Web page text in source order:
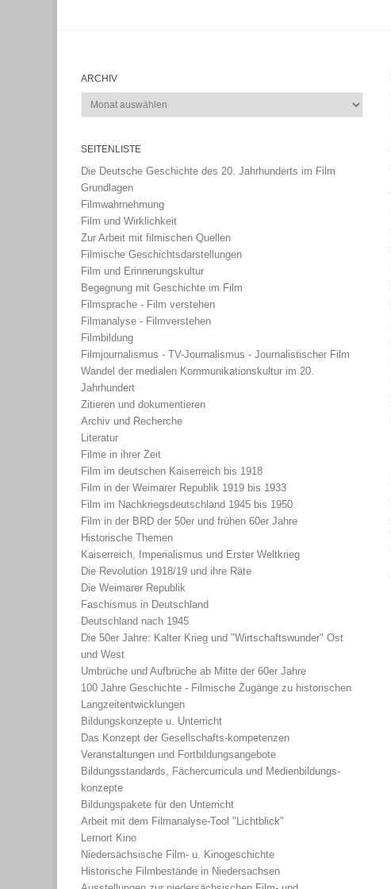
ARCHIV
Archiv
SEITENLISTE
Die Deutsche Geschichte des 20. Jahrhunderts im Film
Grundlagen
Filmwahrnehmung
Film und Wirklichkeit
Zur Arbeit mit filmischen Quellen
Filmische Geschichtsdarstellungen
Film und Erinnerungskultur
Begegnung mit Geschichte im Film
Filmsprache - Film verstehen
Filmanalyse - Filmverstehen
Filmbildung
Filmjournalismus - TV-Journalismus - Journalistischer Film
Wandel der medialen Kommunikationskultur im 20.
Jahrhundert
Zitieren und dokumentieren
Archiv und Recherche
Literatur
Filme in ihrer Zeit
Film im deutschen Kaiserreich bis 1918
Film in der Weimarer Republik 1919 bis 1933
Film im Nachkriegsdeutschland 1945 bis 1950
Film in der BRD der 50er und frühen 60er Jahre
Historische Themen
Kaiserreich, Imperialismus und Erster Weltkrieg
Die Revolution 1918/19 und ihre Räte
Die Weimarer Republik
Faschismus in Deutschland
Deutschland nach 1945
Die 50er Jahre: Kalter Krieg und "Wirtschaftswunder" Ost
und West
Umbrüche und Aufbrüche ab Mitte der 60er Jahre
100 Jahre Geschichte - Filmische Zugänge zu historischen
Langzeitentwicklungen
Bildungskonzepte u. Unterricht
Das Konzept der Gesellschafts-kompetenzen
Veranstaltungen und Fortbildungsangebote
Bildungsstandards, Fächercurricula und Medienbildungs-
konzepte
Bildungspakete für den Unterricht
Arbeit mit dem Filmanalyse-Tool "Lichtblick"
Lernort Kino
Niedersächsische Film- u. Kinogeschichte
Historische Filmbestände in Niedersachsen